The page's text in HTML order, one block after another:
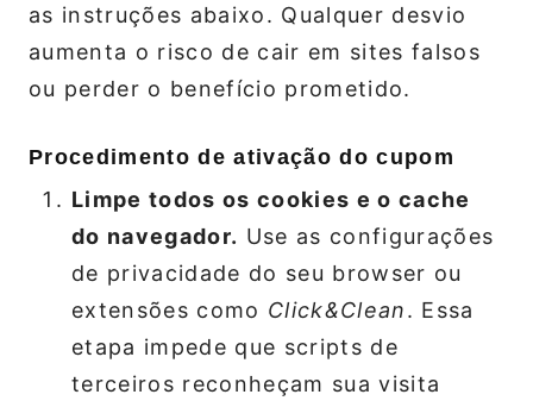
as instruções abaixo. Qualquer desvio
aumenta o risco de cair em sites falsos
ou perder o benefício prometido.
Procedimento de ativação do cupom
Limpe todos os cookies e o cache
do navegador. Use as configurações
de privacidade do seu browser ou
extensões como Click&Clean. Essa
etapa impede que scripts de
terceiros reconheçam sua visita